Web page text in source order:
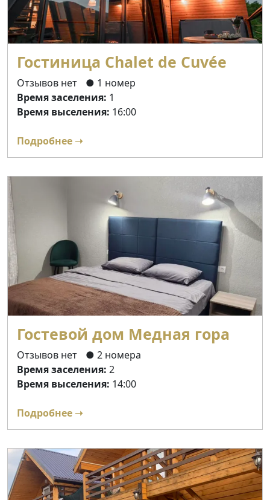
Гостиница Chalet de Cuvée
Отзывов нет
● 1 номер
Время заселения: 1
Время выселения: 16:00
Подробнее ➝
Гостевой дом Медная гора
Отзывов нет
● 2 номера
Время заселения: 2
Время выселения: 14:00
Подробнее ➝